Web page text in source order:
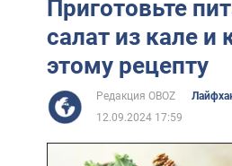
Приготовьте
салат из кале и
этому рецепту
Редакция OBOZ
12.09.2024 17:59